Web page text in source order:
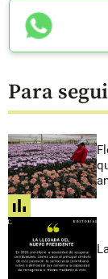
Para
share